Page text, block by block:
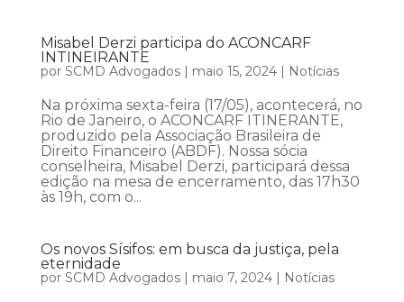
Misabel Derzi participa do ACONCARF
INTINEIRANTE
por SCMD Advogados| maio 15, 2024| Notícias
Na próxima sexta-feira (17/05), acontecerá, no
Rio de Janeiro, o ACONCARF ITINERANTE,
produzido pela Associação Brasileira de
Direito Financeiro (ABDF). Nossa sócia
conselheira, Misabel Derzi, participará dessa
edição na mesa de encerramento, das 17h30
às 19h, com o...
Os novos Sísifos: em busca da justiça, pela
eternidade
por SCMD Advogados| maio 7, 2024| Notícias